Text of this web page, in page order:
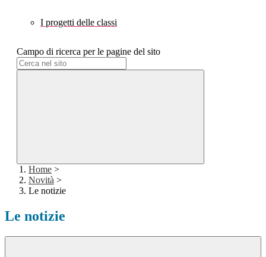
I progetti delle classi
Campo di ricerca per le pagine del sito
Home >
Novità >
Le notizie
Le notizie